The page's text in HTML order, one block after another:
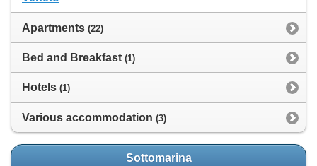
Apartments (22)
Bed and Breakfast (1)
Hotels (1)
Various accommodation (3)
Sottomarina